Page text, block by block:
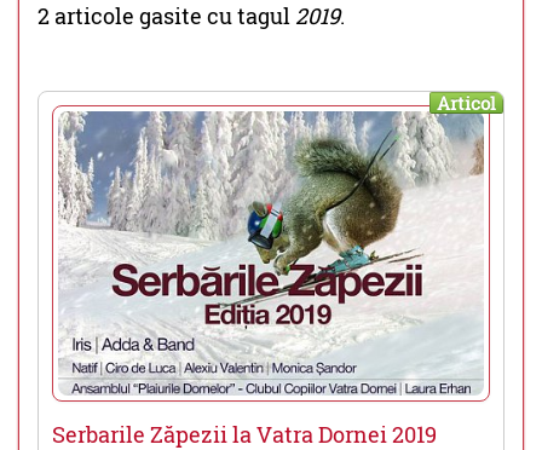
2 articole gasite cu tagul 2019.
Articol
Serbarile Zăpezii la Vatra Dornei 2019